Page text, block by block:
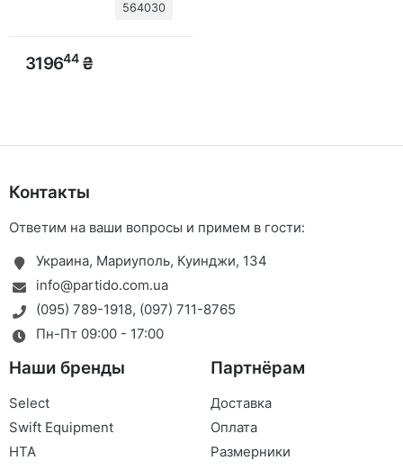
564030
319644₴
Контакты
Ответим на ваши вопросы и примем в гости:
Украина, Мариуполь, Куинджи, 134
info@partido.com.ua
(095) 789-1918, (097) 711-8765
Пн-Пт 09:00 - 17:00
Наши бренды
Select
Swift Equipment
HTA
Партнёрам
Доставка
Оплата
Размерники